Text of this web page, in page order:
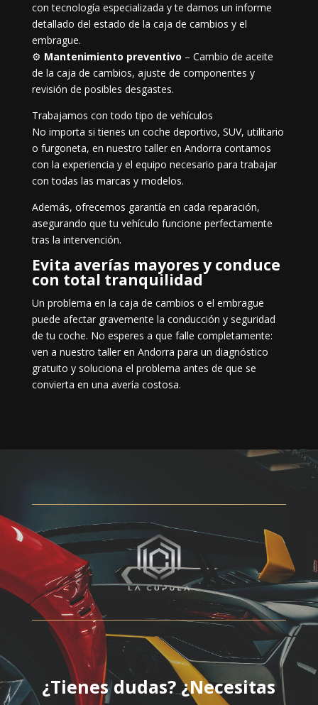
con tecnología especializada y te damos un informe
detallado del estado de la caja de cambios y el
embrague.
⚙️ Mantenimiento preventivo – Cambio de aceite
de la caja de cambios, ajuste de componentes y
revisión de posibles desgastes.
Trabajamos con todo tipo de vehículos
No importa si tienes un coche deportivo, SUV, utilitario
o furgoneta, en nuestro taller en Andorra contamos
con la experiencia y el equipo necesario para trabajar
con todas las marcas y modelos.
Además, ofrecemos garantía en cada reparación,
asegurando que tu vehículo funcione perfectamente
tras la intervención.
Evita averías mayores y conduce
con total tranquilidad
Un problema en la caja de cambios o el embrague
puede afectar gravemente la conducción y seguridad
de tu coche. No esperes a que falle completamente:
ven a nuestro taller en Andorra para un diagnóstico
gratuito y soluciona el problema antes de que se
convierta en una avería costosa.
¿Tienes dudas? ¿Necesitas